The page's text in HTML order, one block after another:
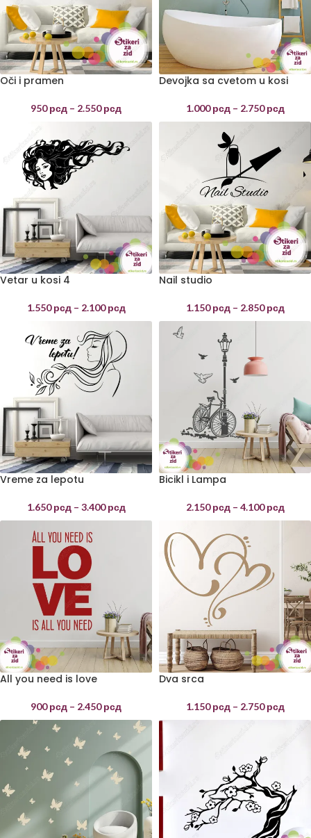
Oči i pramen
950рсд – 2.550рсд
Devojka sa cvetom u kosi
1.000рсд – 2.750рсд
Vetar u kosi 4
1.550рсд – 2.100рсд
Nail studio
1.150рсд – 2.850рсд
Vreme za lepotu
1.650рсд – 3.400рсд
Bicikl i Lampa
2.150рсд – 4.100рсд
All you need is love
900рсд – 2.450рсд
Dva srca
1.150рсд – 2.750рсд